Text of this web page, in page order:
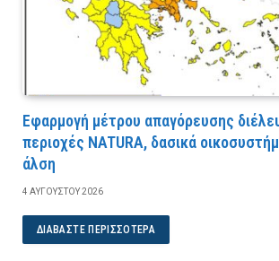
Εφαρμογή μέτρου απαγόρευσης
περιοχές NATURA, δασικά
άλση
4 ΑΥΓΟΎΣΤΟΥ 2026
ΔΙΑΒΆΣΤΕ ΠΕΡΙΣΣΌΤΕΡΑ